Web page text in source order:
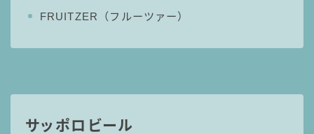
FRUITZER（フルーツァー）
サッポロビール